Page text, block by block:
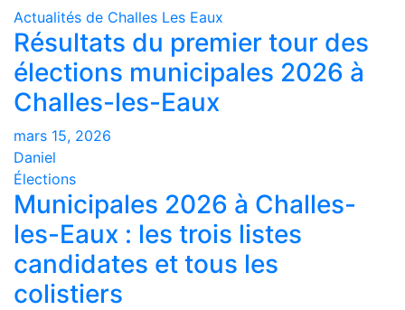
Actualités de Challes Les Eaux
Résultats du premier tour des
élections municipales 2026 à
Challes-les-Eaux
mars 15, 2026
Daniel
Élections
Municipales 2026 à Challes-
les-Eaux : les trois listes
candidates et tous les
colistiers